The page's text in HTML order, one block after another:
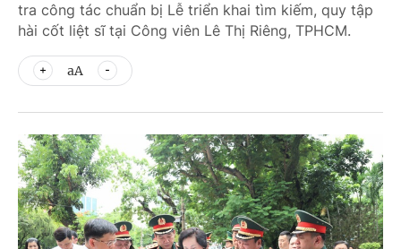
tra công tác chuẩn bị Lễ triển khai tìm kiếm, quy tập
hài cốt liệt sĩ tại Công viên Lê Thị Riêng, TPHCM.
aA